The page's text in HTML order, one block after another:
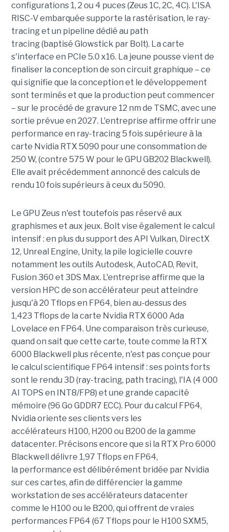
configurations 1, 2 ou 4 puces (Zeus 1C, 2C, 4C). L'ISA
RISC-V embarquée supporte la rastérisation, le ray-
tracing et un pipeline dédié au path
tracing (baptisé Glowstick par Bolt). La carte
s'interface en PCIe 5.0 x16. La jeune pousse vient de
finaliser la conception de son circuit graphique – ce
qui signifie que la conception et le développement
sont terminés et que la production peut commencer
– sur le procédé de gravure 12 nm de TSMC, avec une
sortie prévue en 2027. L'entreprise affirme offrir une
performance en ray-tracing 5 fois supérieure à la
carte Nvidia RTX 5090 pour une consommation de
250 W, (contre 575 W pour le GPU GB202 Blackwell).
Elle avait précédemment annoncé des calculs de
rendu 10 fois supérieurs à ceux du 5090.
Le GPU Zeus n'est toutefois pas réservé aux
graphismes et aux jeux. Bolt vise également le calcul
intensif : en plus du support des API Vulkan, DirectX
12, Unreal Engine, Unity, la pile logicielle couvre
notamment les outils Autodesk, AutoCAD, Revit,
Fusion 360 et 3DS Max. L'entreprise affirme que la
version HPC de son accélérateur peut atteindre
jusqu'à 20 Tflops en FP64, bien au-dessus des
1,423 Tflops de la carte Nvidia RTX 6000 Ada
Lovelace en FP64. Une comparaison très curieuse,
quand on sait que cette carte, toute comme la RTX
6000 Blackwell plus récente, n'est pas conçue pour
le calcul scientifique FP64 intensif : ses points forts
sont le rendu 3D (ray-tracing, path tracing), l'IA (4 000
AI TOPS en INT8/FP8) et une grande capacité
mémoire (96 Go GDDR7 ECC). Pour du calcul FP64,
Nvidia oriente ses clients vers les
accélérateurs H100, H200 ou B200 de la gamme
datacenter. Précisons encore que si la RTX Pro 6000
Blackwell délivre 1,97 Tflops en FP64,
la performance est délibérément bridée par Nvidia
sur ces cartes, afin de différencier la gamme
workstation de ses accélérateurs datacenter
comme le H100 ou le B200, qui offrent de vraies
performances FP64 (67 Tflops pour le H100 SXM5,